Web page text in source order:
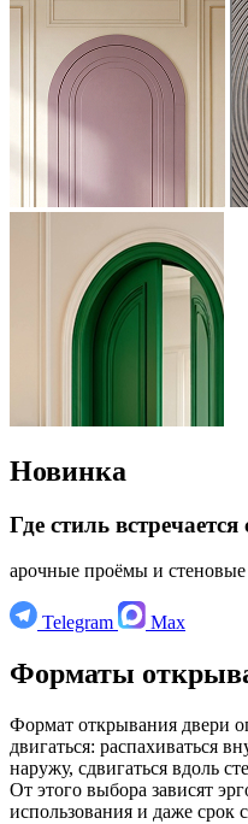
Новинка
Где стиль
арочные проёмы и
Telegram Мах
Форматы
Формат открывания двери
двигаться: распахиваться
наружу, сдвигаться вдоль
От этого выбора зависят
использования и даже срок